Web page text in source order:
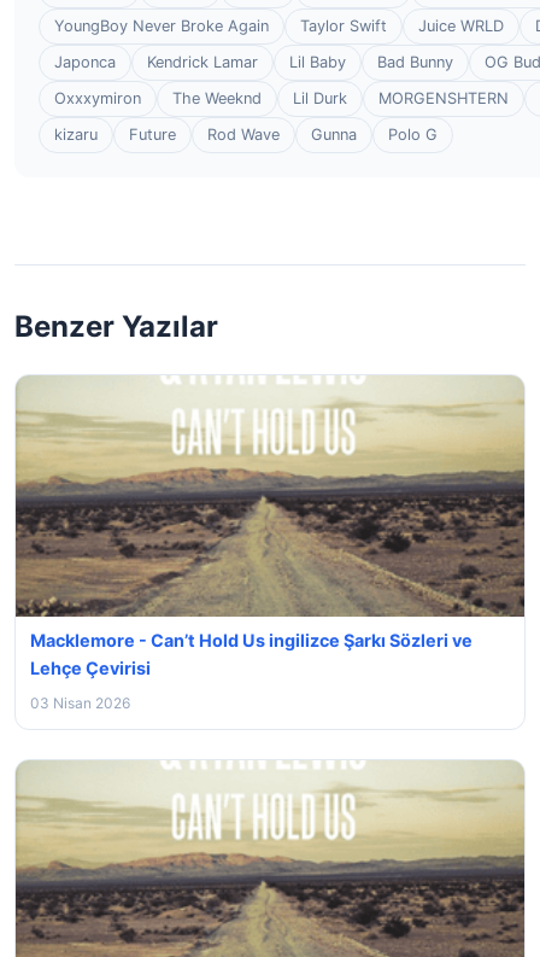
YoungBoy Never Broke Again
Taylor Swift Juice WRLD
Japonca
Kendrick Lamar Lil Baby Bad Bunny
OG
Oxxxymiron
The Weeknd Lil Durk
MORGENSHTERN
kizaru
Future Rod Wave Gunna Polo G
Benzer Yazılar
Macklemore - Can’t Hold Us ingilizce Şarkı Sözleri ve
Lehçe Çevirisi
03 Nisan 2026